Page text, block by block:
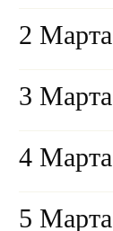
2 Марта
3 Марта
4 Марта
5 Марта